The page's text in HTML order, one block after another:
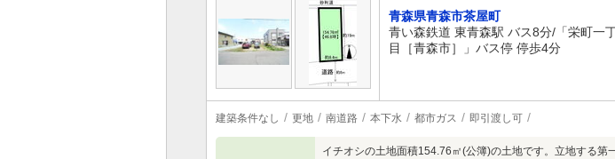
青森県青森市茶屋町
青い森鉄道 東青森駅 バス8分/「栄町一
目［青森市］」バス停 停歩4分
建築条件なし 更地 南道路 本下水 都市ガス 即引渡し可
イチオシの土地面積154.76㎡(公簿)の土地です。立地する